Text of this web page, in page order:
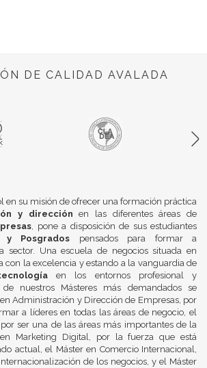
DE CALIDAD AVALADA
en su misión de ofrecer una formación práctica
y dirección en las diferentes áreas de
, pone a disposición de sus estudiantes
y Posgrados pensados para formar a
sector. Una escuela de negocios situada en
con la excelencia y estando a la vanguardia de
en los entornos profesional y
nuestros Másteres más demandados se
Administración y Dirección de Empresas, por
a líderes en todas las áreas de negocio, el
ser una de las áreas más importantes de la
Marketing Digital, por la fuerza que está
actual, el Máster en Comercio Internacional,
de los negocios, y el Máster